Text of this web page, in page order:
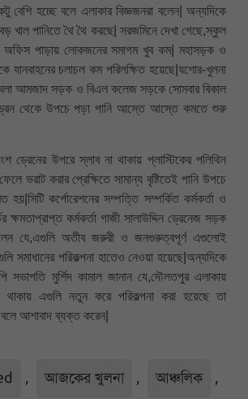
বেশি হচ্ছে বলে এলাকার বিজ্ঞজনরা বলেন| অন্যদিকে
খাল পানিতে থৈ থৈ করছে| সরজমিনে দেখা গেছে,স্কুল
অফিস পাড়ায় লোকজনের সমাগম খুব কম| মহাসড়ক ও
যানবাহনের চলাচল কম পরিলক্ষিত হয়েছে|যশোর-খুলনা
আমজাদ সড়ক ও বিএল কলেজ সড়কে সোমবার বিকাল
থেকে উপচে পড়া পানি আস্তে আস্তে কমতে শুরু
উপরে স্লাব না থাকায় প্লাস্টিকের পলিথিন
ভরাট করার প্রেক্ষিতে সামান্য বৃষ্টিতেই পানি উপচে
হয়|সিটি কর্পোরেশনের সম্পত্তি সম্পর্কিত কর্মকর্তা ও
ক্ষমতাপ্রাপ্ত কর্মকর্তা গাজী সালাউদ্দিন ড্রেনেজ সড়ক
যে,এগুলি অতীব জরুরী ও জনগুরুত্বপূর্ণ এগুলোই
সমাধানের পরিকল্পনা হাতেও নেওয়া হয়েছে|অন্যদিকে
সভাপতি মুর্শিদ কামাল জানান যে,দৌলতপুর এলাকায়
থাকায় এগুলি নতুন করে পরিকল্পনা করা হয়েছে তা
আশাবাদ ব্যক্ত করেন|
, আজকের খুলনা , আঞ্চলিক ,